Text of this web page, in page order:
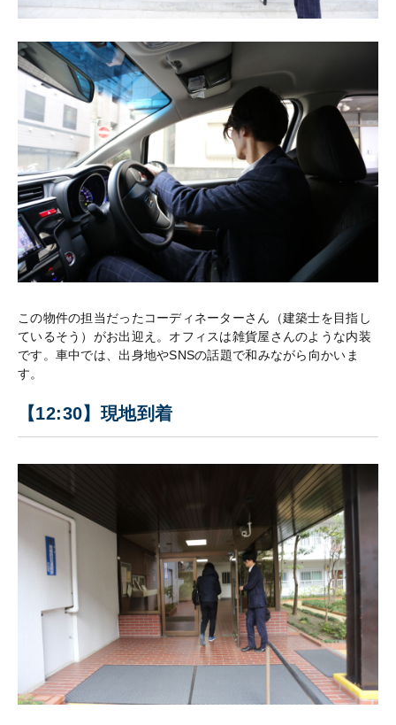
この物件の担当だったコーディネーターさん（建築士を目指し
ているそう）がお出迎え。オフィスは雑貨屋さんのような内装
です。車中では、出身地やSNSの話題で和みながら向かいま
す。
【12:30】現地到着